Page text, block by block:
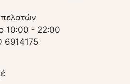
πελατών
10:00 - 22:00
6914175